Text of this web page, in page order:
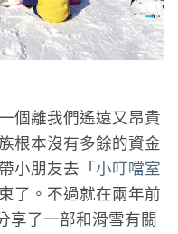
個離我們遙遠又昂貴
根本沒有多餘的資金
小朋友去「小叮噹室
了。不過就在兩年前
享了一部和滑雪有關